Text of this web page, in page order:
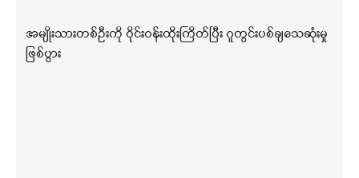
အမျိုးသားတစ်ဦးကို ဝိုင်းဝန်းထိုးကြိတ်ပြီး ဂူတွင်းပစ်ချသေဆုံးမှု
ဖြစ်ပွား